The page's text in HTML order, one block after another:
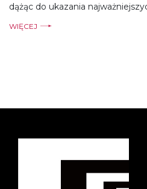
dążąc do ukazania
WIĘCEJ